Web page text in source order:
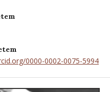
0000-0002-0075-5994